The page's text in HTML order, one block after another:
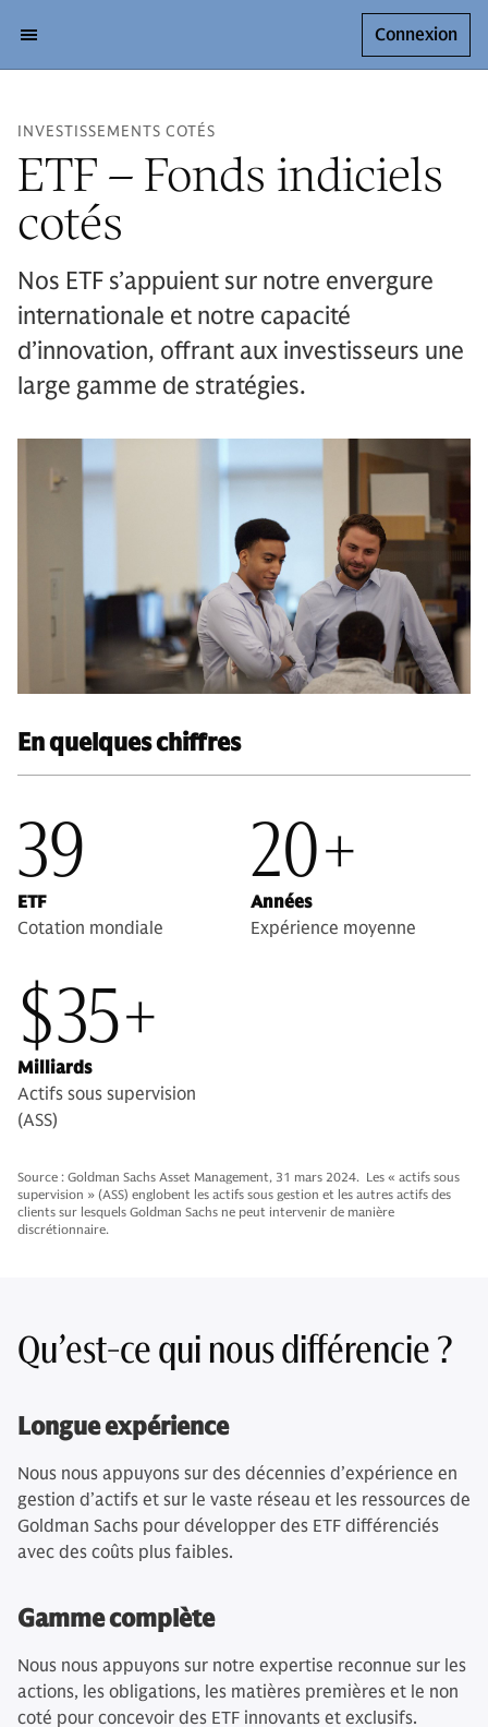
Connexion
INVESTISSEMENTS COTÉS
ETF – Fonds indiciels
cotés
Nos ETF s’appuient sur notre envergure
internationale et notre capacité
d’innovation, offrant aux investisseurs une
large gamme de stratégies.
En quelques chiffres
39
ETF
Cotation mondiale
20+
Années
Expérience moyenne
$35+
Milliards
Actifs sous supervision
(ASS)
Source : Goldman Sachs Asset Management, 31 mars 2024. Les « actifs sous
supervision » (ASS) englobent les actifs sous gestion et les autres actifs des
clients sur lesquels Goldman Sachs ne peut intervenir de manière
discrétionnaire.
Qu’est-ce qui nous différencie ?
Longue expérience
Nous nous appuyons sur des décennies d’expérience en
gestion d’actifs et sur le vaste réseau et les ressources de
Goldman Sachs pour développer des ETF différenciés
avec des coûts plus faibles.
Gamme complète
Nous nous appuyons sur notre expertise reconnue sur les
actions, les obligations, les matières premières et le non
coté pour concevoir des ETF innovants et exclusifs.